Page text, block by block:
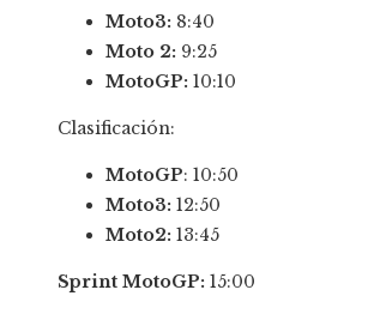
Moto3: 8:40
Moto 2: 9:25
MotoGP: 10:10
Clasificación:
MotoGP: 10:50
Moto3: 12:50
Moto2: 13:45
Sprint MotoGP: 15:00